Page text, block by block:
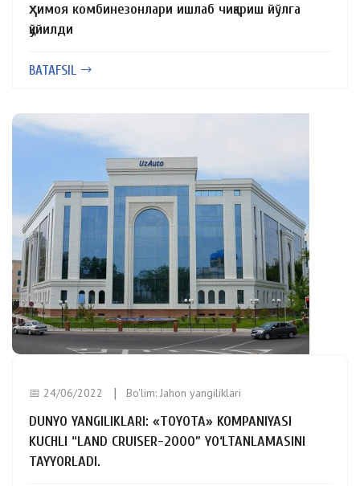
ҳимоя комбинезонлари ишлаб чиқариш йўлга
қўйилди
BATAFSIL
📅 24/06/2022 Bo'lim: Jahon yangiliklari
DUNYO YANGILIKLARI: «TOYOTA» KOMPANIYASI
KUCHLI “LAND CRUISER-2000” YO‘LTANLAMASINI
TAYYORLADI.